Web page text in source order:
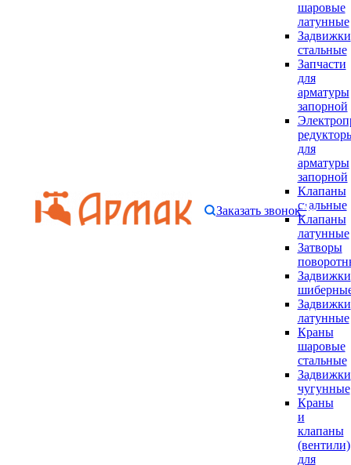
шаровые
латунные
Задвижки
стальные
Запчасти
для
арматуры
запорной
для
арматуры
запорной
Клапаны
стальные
Клапаны
латунные
Затворы
Задвижки
Задвижки
латунные
Краны
шаровые
стальные
Задвижки
чугунные
Краны
и
клапаны
(вентили)
для
Заказать звонок